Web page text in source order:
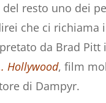
resto uno dei
che ci richiama
da Brad Pitt
Hollywood, film
di Dampyr.